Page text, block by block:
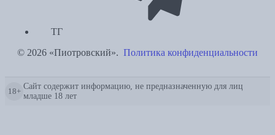
ТГ
© 2026 «Пиотровский». Политика конфиденциальности
18+
Сайт содержит информацию, не предназначенную для лиц
младше 18 лет